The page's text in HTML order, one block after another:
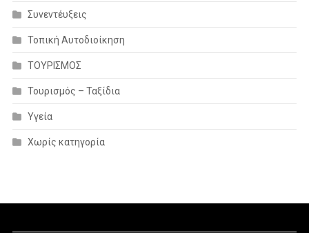
Συνεντέυξεις
Τοπική Αυτοδιοίκηση
ΤΟΥΡΙΣΜΟΣ
Τουρισμός – Ταξίδια
Υγεία
Χωρίς κατηγορία